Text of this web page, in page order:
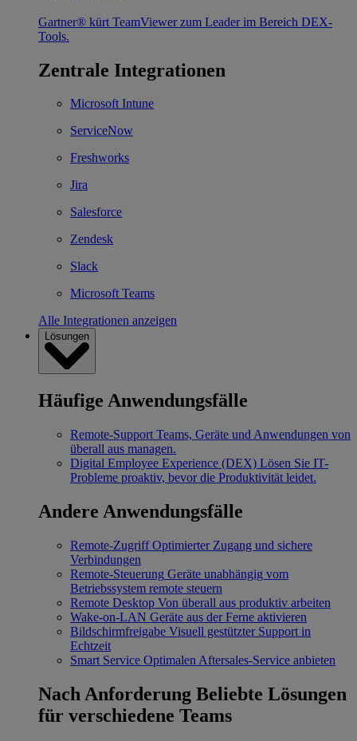
Gartner® kürt TeamViewer zum Leader im Bereich DEX-
Tools.
Zentrale Integrationen
Microsoft Intune
ServiceNow
Freshworks
Jira
Salesforce
Zendesk
Slack
Microsoft Teams
Alle Integrationen anzeigen
Lösungen
Häufige Anwendungsfälle
Remote-Support Teams, Geräte und Anwendungen von
überall aus managen.
Digital Employee Experience (DEX) Lösen Sie IT-
Probleme proaktiv, bevor die Produktivität leidet.
Andere Anwendungsfälle
Remote-Zugriff Optimierter Zugang und sichere
Verbindungen
Remote-Steuerung Geräte unabhängig vom
Betriebssystem remote steuern
Remote Desktop Von überall aus produktiv arbeiten
Wake-on-LAN Geräte aus der Ferne aktivieren
Bildschirmfreigabe Visuell gestützter Support in
Echtzeit
Smart Service Optimalen Aftersales-Service anbieten
Nach Anforderung Beliebte Lösungen
für verschiedene Teams